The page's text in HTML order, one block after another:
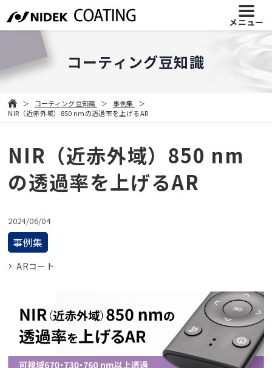
メニュー
コーティング豆知識
コーティング豆知識
事例集
NIR（近赤外域）850 nmの透過率を上げるAR
NIR（近赤外域）850 nm
の透過率を上げるAR
2024/06/04
事例集
ARコート